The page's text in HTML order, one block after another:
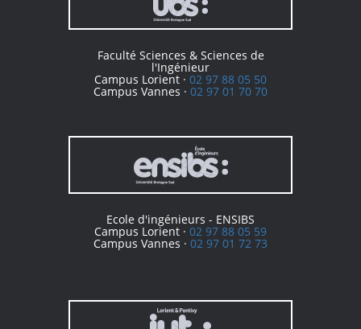
Faculté Sciences & Sciences de
l'Ingénieur
Campus Lorient · 02 97 88 05 50
Campus Vannes · 02 97 01 70 70
Ecole d'ingénieurs - ENSIBS
Campus Lorient · 02 97 88 05 59
Campus Vannes · 02 97 01 72 73